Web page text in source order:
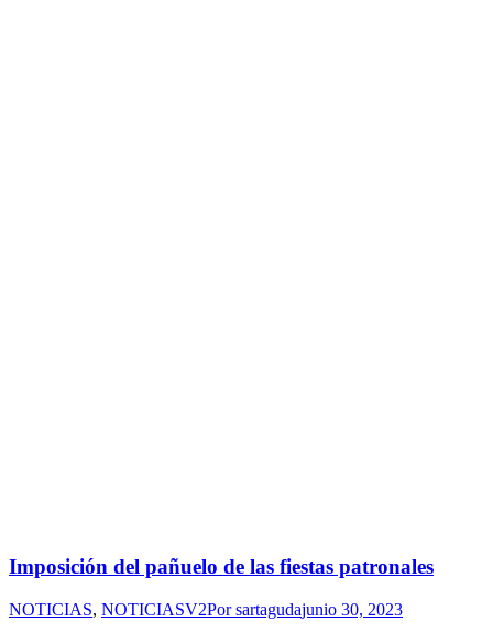
Imposición del pañuelo de las fiestas patronales
NOTICIAS, NOTICIASV2Porsartagudajunio 30, 2023